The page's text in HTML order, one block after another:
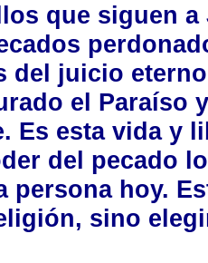
que siguen
del juicio
el Paraíso
Es esta vida y
del pecado
persona hoy.
sino